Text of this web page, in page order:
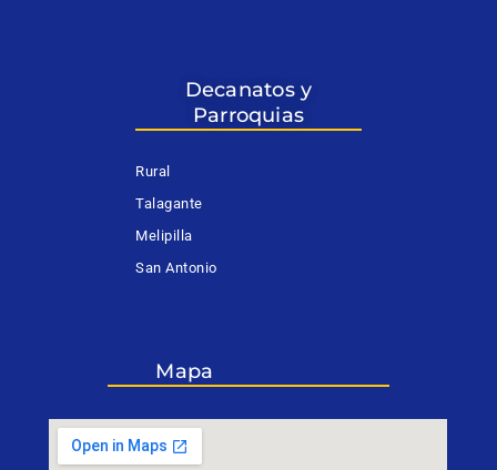
Decanatos y
Parroquias
Rural
Talagante
Melipilla
San Antonio
Mapa